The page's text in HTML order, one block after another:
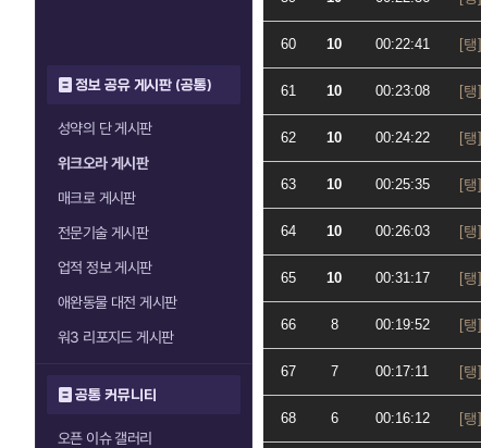
정보 공유 게시판 (공통)
성약의 단 게시판
위크오라 게시판
매크로 게시판
전문기술 게시판
업적 정보 게시판
애완동물 대전 게시판
워3 리포지드 게시판
공통 커뮤니티
오픈 이슈 갤러리
60 10 00:22:41
61 10 00:23:08
62 10 00:24:22
63 10 00:25:35
64 10 00:26:03
65 10 00:31:17
66 8 00:19:52
67 7 00:17:11
68 6 00:16:12